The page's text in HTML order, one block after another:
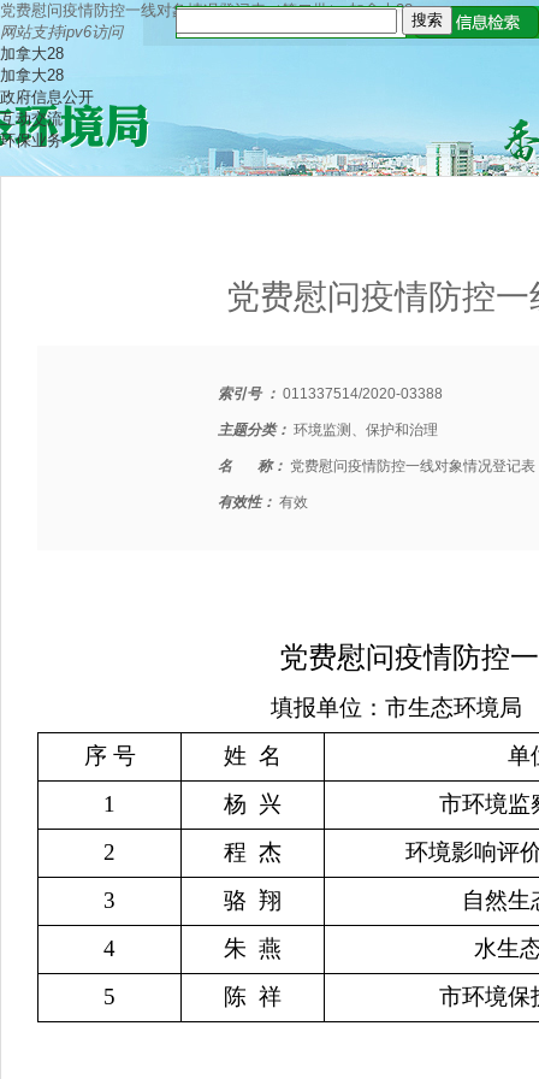
党费慰问疫情防控一线对象情况登记表（第二批）-加拿大28
网站支持ipv6访问
加拿大28
加拿大28
政府信息公开
互动交流
环保业务
党费慰问疫情防控
索引号 ： 011337514/2020-03388
主题分类： 环境监测、保护和治理
名 称： 党费慰问疫情防控一线对象情况登记
有效性： 有效
党费慰问疫情防控
填报单位：市生态环境局
序 号
姓 名
单
1
杨 兴
市环境监
2
程 杰
环境影响评
3
骆 翔
自然生
4
朱 燕
水生
5
陈 祥 市环境保